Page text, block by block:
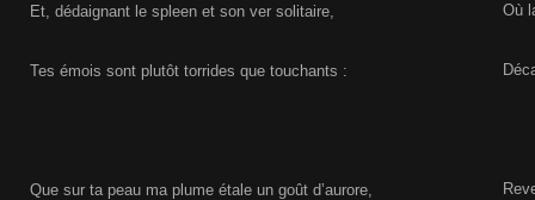
Et, dédaignant le spleen et son ver solitaire,
Tes émois sont plutôt torrides que touchants :
Que sur ta peau ma plume étale un goût d’aurore,
Où